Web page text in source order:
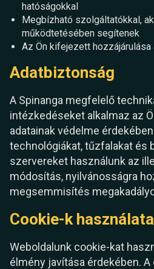
hatóságokkal
Megbízható szolgáltatókkal,
működtetésében segítenek
Az Ön kifejezett hozzájárulása
Adatbiztonság
A Spinanga megfelelő
intézkedéseket alkalmaz az
adatainak védelme
technológiákat, tűzfalakat és
szervereket használunk az
módosítás, nyilvánosságra
megsemmisítés
Cookie-k használata
Weboldalunk cookie-kat
élmény javítása érdekében.